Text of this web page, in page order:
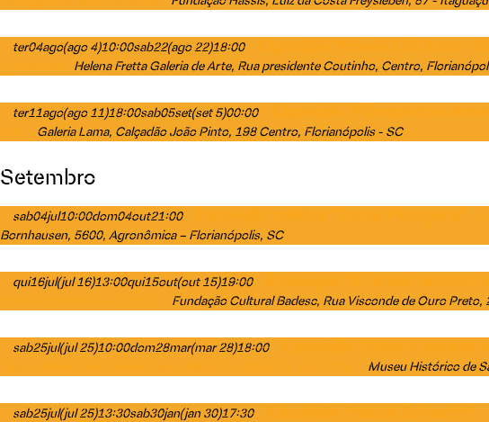
ter04ago(ago 4)10:00sab22(ago 22)18:00
Helena Fretta Galeria de Arte, Rua presidente Coutinho, Centro,
ter11ago(ago 11)18:00sab05set(set 5)00:00
Galeria Lama, Calçadão João Pinto, 198 Centro, Florianópolis - SC
Setembro
sab04jul10:00dom04out21:00
Bornhausen, 5600, Agronômica – Florianópolis, SC
qui16jul(jul 16)13:00qui15out(out 15)19:00
Fundação Cultural Badesc, Rua Visconde de Ouro
sab25jul(jul 25)10:00dom28mar(mar 28)18:00
Museu Histórico de
sab25jul(jul 25)13:30sab30jan(jan 30)17:30